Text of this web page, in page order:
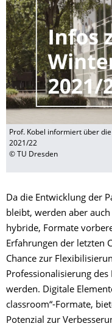
Prof. Kobel informiert über
2021/22
© TU Dresden
Da die Entwicklung der
bleibt, werden aber
hybride, Formate
Erfahrungen der letzten
Chance zur
Professionalisierung
werden. Digitale
classroom“-Formate,
Potenzial zur